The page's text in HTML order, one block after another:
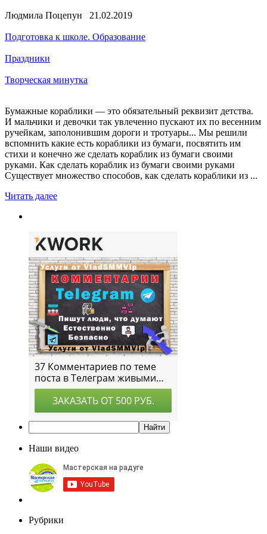
Людмила Поцепун 21.02.2019
Подготовка к школе. Образование
Праздники
Творческая минутка
Бумажные кораблики — это обязательный реквизит детства.
И мальчики и девочки так увлеченно пускают их по весенним
ручейкам, заполонившим дороги и тротуары... Мы решили
вспомнить какие есть кораблики из бумаги, посвятить им
стихи и конечно же сделать кораблик из бумаги своими
руками. Как сделать кораблик из бумаги своими руками
Существует множество способов, как сделать кораблики из ...
Читать далее
Наши видео
Рубрики